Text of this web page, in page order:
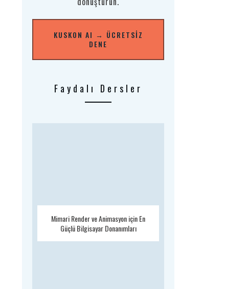
KUSKON AI → ÜCRETSIZ
DENE
Faydalı Dersler
Mimari Render ve Animasyon için En
Güçlü Bilgisayar Donanımları